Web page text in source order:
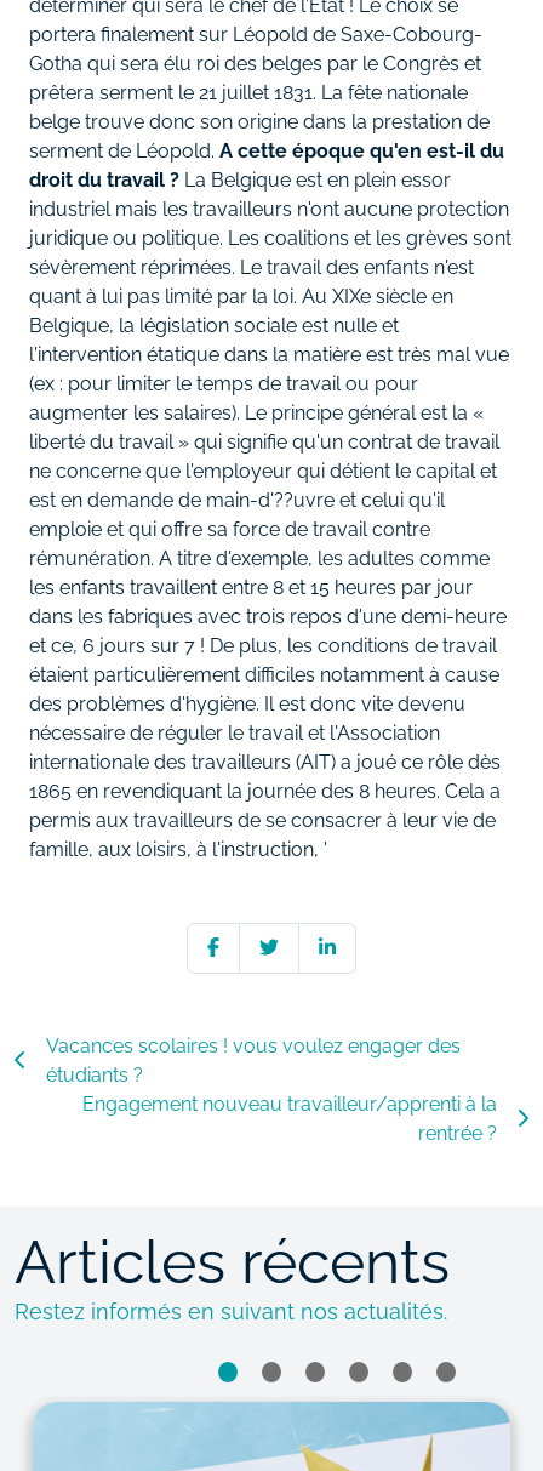
déterminer qui sera le chef de l'Etat ! Le choix se
portera finalement sur Léopold de Saxe-Cobourg-
Gotha qui sera élu roi des belges par le Congrès et
prêtera serment le 21 juillet 1831. La fête nationale
belge trouve donc son origine dans la prestation de
serment de Léopold. A cette époque qu'en est-il du
droit du travail ? La Belgique est en plein essor
industriel mais les travailleurs n'ont aucune protection
juridique ou politique. Les coalitions et les grèves sont
sévèrement réprimées. Le travail des enfants n'est
quant à lui pas limité par la loi. Au XIXe siècle en
Belgique, la législation sociale est nulle et
l'intervention étatique dans la matière est très mal vue
(ex : pour limiter le temps de travail ou pour
augmenter les salaires). Le principe général est la «
liberté du travail » qui signifie qu'un contrat de travail
ne concerne que l'employeur qui détient le capital et
est en demande de main-d'??uvre et celui qu'il
emploie et qui offre sa force de travail contre
rémunération. A titre d'exemple, les adultes comme
les enfants travaillent entre 8 et 15 heures par jour
dans les fabriques avec trois repos d'une demi-heure
et ce, 6 jours sur 7 ! De plus, les conditions de travail
étaient particulièrement difficiles notamment à cause
des problèmes d'hygiène. Il est donc vite devenu
nécessaire de réguler le travail et l'Association
internationale des travailleurs (AIT) a joué ce rôle dès
1865 en revendiquant la journée des 8 heures. Cela a
permis aux travailleurs de se consacrer à leur vie de
famille, aux loisirs, à l'instruction, '
Vacances scolaires ! vous voulez engager des
étudiants ?
Engagement nouveau travailleur/apprenti à la
rentrée ?
Articles récents
Restez informés en suivant nos actualités.